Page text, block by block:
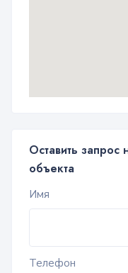
Оставить запрос
объекта
Имя
Телефон